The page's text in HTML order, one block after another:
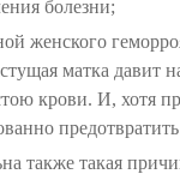
болезни;
женского
матка давит
крови. И, хотя
также такая